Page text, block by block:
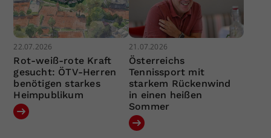
22.07.2026
Rot-weiß-rote Kraft
gesucht: ÖTV-Herren
benötigen starkes
Heimpublikum
21.07.2026
Österreichs
Tennissport mit
starkem Rückenwind
in einen heißen
Sommer